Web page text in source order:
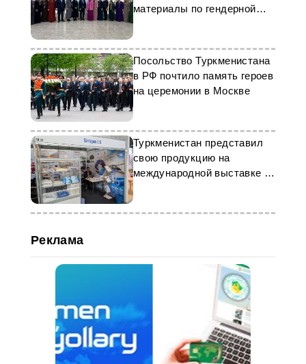
материалы по гендерной
педагогике
Посольство Туркменистана
в РФ почтило память героев
на церемонии в Москве
Туркменистан представил
свою продукцию на
международной выставке в
Алматы
Реклама